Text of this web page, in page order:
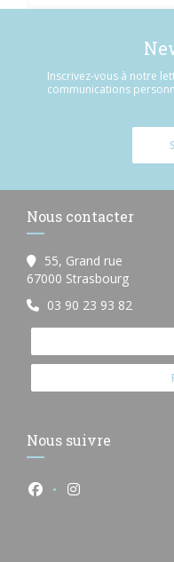
Inscrivez-vous à notre
communications
Nous contacter
55, Grand rue
67000 Strasbourg((ouvre
03 90 23 93 82
Nous suivre
Facebook ((ouvre
Instagram